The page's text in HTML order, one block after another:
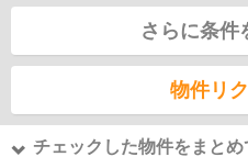
さらに条件
物件リ
チェックした物件をまとめ